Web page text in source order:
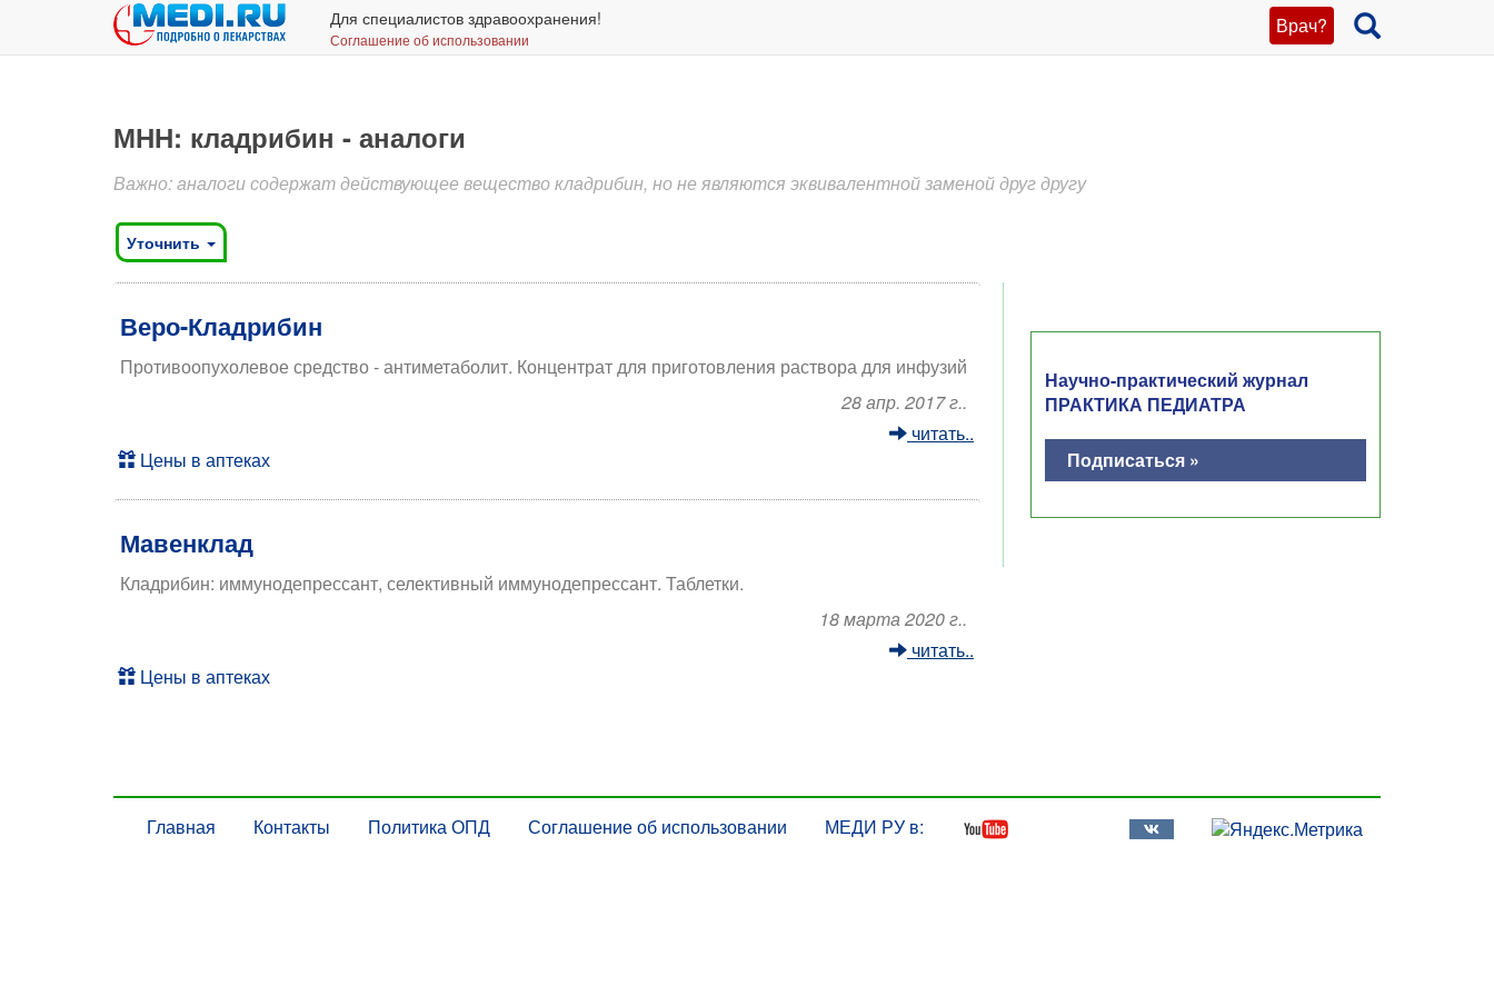
Врач?
Для специалистов здравоохранения!
Соглашение об использовании
МНН: кладрибин - аналоги
Важно: аналоги содержат действующее вещество кладрибин, но не являются эквивалентной заменой друг другу
Уточнить
​Веро-Кладрибин
Противоопухолевое средство - антиметаболит. Концентрат для приготовления раствора для инфузий
28 апр. 2017 г..
читать..
Цены в аптеках
Мавенклад
Кладрибин: иммунодепрессант, селективный иммунодепрессант. Таблетки.
18 марта 2020 г..
читать..
Цены в аптеках
Научно-практический журнал
ПРАКТИКА ПЕДИАТРА
Подписаться »
Главная Контакты Политика ОПД Соглашение об использовании МЕДИ РУ в: